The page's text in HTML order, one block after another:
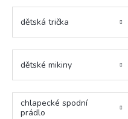
dětská trička
dětské mikiny
chlapecké spodní
prádlo